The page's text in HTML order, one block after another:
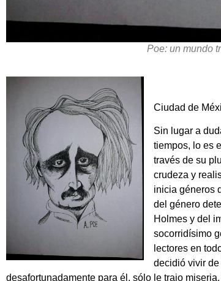
Poe: un mundo
Ciudad de
Sin lugar a
tiempos, lo es
través de su
crudeza y
inicia géneros
del género
Holmes y del
socorridísimo
lectores en
decidió vivir de
desafortunadamente para él, sólo le trajo